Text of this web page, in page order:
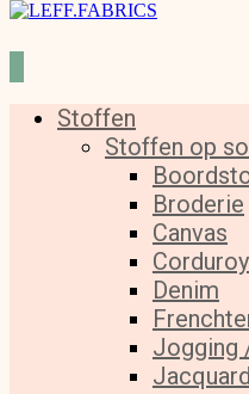
Stoffen
Stoffen op
Broderie
Canvas
Corduroy
Denim
Jogging
Jacquard